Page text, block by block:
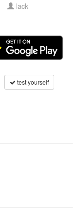
lack
test yourself